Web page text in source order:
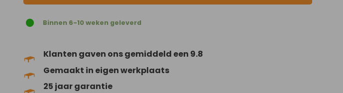
Binnen 6-10 weken geleverd
Klanten gaven ons gemiddeld een 9.8
Gemaakt in eigen werkplaats
25 jaar garantie